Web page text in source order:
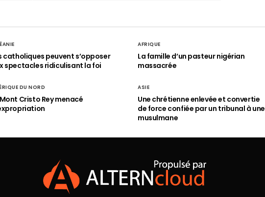
catholiques peuvent s’opposer
spectacles ridiculisant la foi
AFRIQUE
La famille d’un pasteur nigérian
massacrée
DU NORD
Cristo Rey menacé
ASIE
Une chrétienne enlevée et convertie
de force confiée par un tribunal à une
musulmane